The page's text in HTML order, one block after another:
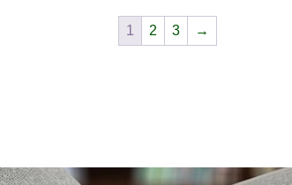
1 2 3 →